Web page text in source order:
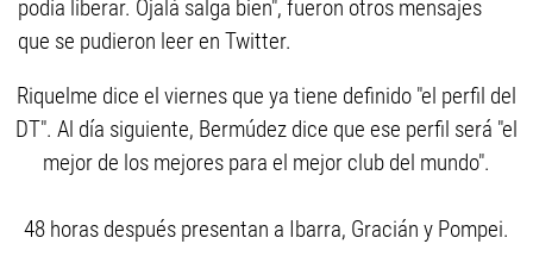
podía liberar. Ojalá salga bien", fueron otros mensajes
que se pudieron leer en Twitter.
Riquelme dice el viernes que ya tiene definido "el perfil del
DT". Al día siguiente, Bermúdez dice que ese perfil será "el
mejor de los mejores para el mejor club del mundo".
48 horas después presentan a Ibarra, Gracián y Pompei.